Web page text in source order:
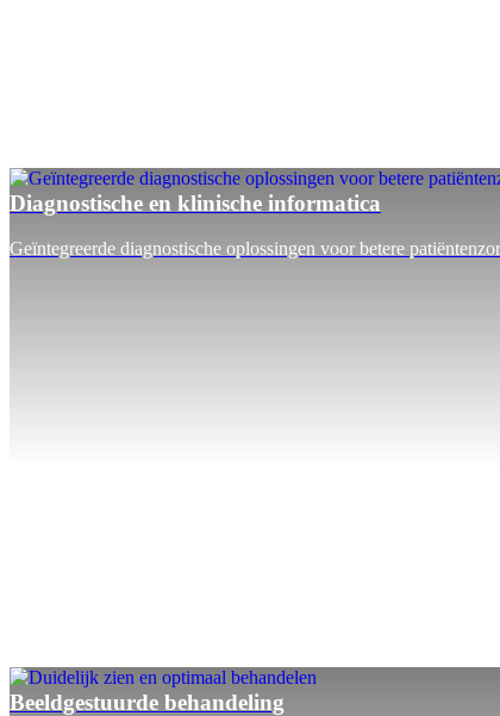
Diagnostische en klinische informatica
Geïntegreerde diagnostische oplossingen voor betere
Beeldgestuurde behandeling